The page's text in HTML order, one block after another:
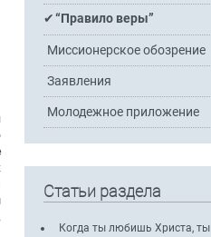
“Правило веры”
Миссионерское обозрение
Заявления
Молодежное приложение
Статьи раздела
Когда ты любишь Христа, ты